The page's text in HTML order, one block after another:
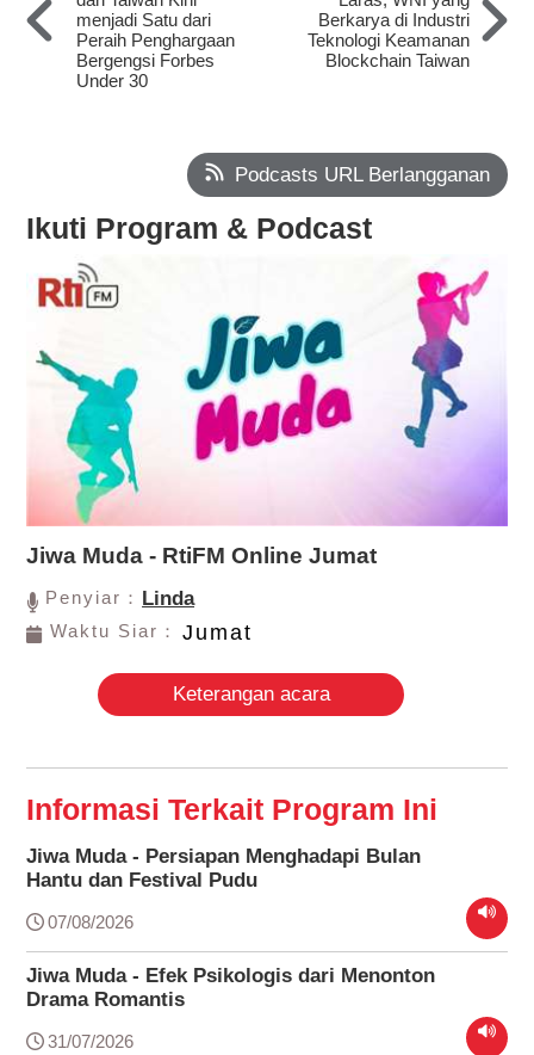
menjadi Satu dari
Peraih Penghargaan
Bergengsi Forbes
Under 30
Berkarya di Industri
Teknologi Keamanan
Blockchain Taiwan
Podcasts URL Berlangganan
Ikuti Program & Podcast
Jiwa Muda - RtiFM Online Jumat
Penyiar： Linda
Waktu Siar： Jumat
Keterangan acara
Informasi Terkait Program Ini
Jiwa Muda - Persiapan Menghadapi Bulan
Hantu dan Festival Pudu
07/08/2026
Jiwa Muda - Efek Psikologis dari Menonton
Drama Romantis
31/07/2026